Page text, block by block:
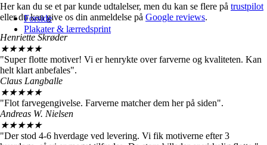
Forside
Plakater & lærredsprint
Her kan du se et par kunde udtalelser, men du kan se flere på trustpilot
eller du kan give os din anmeldelse på Google reviews.
Henriette Skrøder
★★★★★
"Super flotte motiver! Vi er henrykte over farverne og kvaliteten. Kan
helt klart anbefales".
Claus Langballe
★★★★★
"Flot farvegengivelse. Farverne matcher dem her på siden".
Andreas W. Nielsen
★★★★★
"Der stod 4-6 hverdage ved levering. Vi fik motiverne efter 3